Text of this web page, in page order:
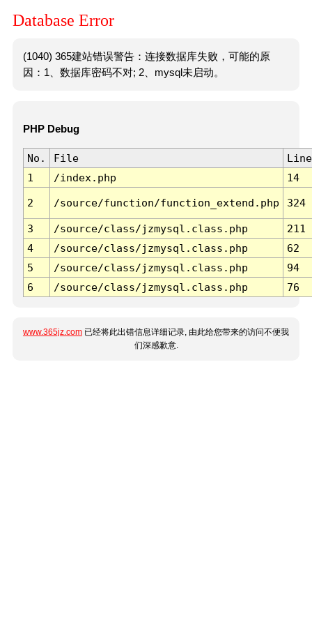
Database Error
(1040) 365建站错误警告：连接数据库失败，可能的原
因：1、数据库密码不对; 2、mysql未启动。
PHP Debug
No. File
Line
1
/index.php 14
2 /source/function/function_extend.php 324
3 /source/class/jzmysql.class.php
211
4
/source/class/jzmysql.class.php
62
5
/source/class/jzmysql.class.php
94
6
/source/class/jzmysql.class.php 76
www.365jz.com 已经将此出错信息详细记录, 由此给您带来的访问不便我
们深感歉意.